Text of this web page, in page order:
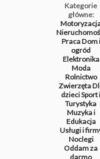
Kategorie
główne:
PracaDom i
ogród
Elektronika
Moda
Rolnictwo
Zwierzęta
dzieciSport i
Turystyka
Muzyka i
Edukacja
Usługi i
Noclegi
Oddam za
darmo